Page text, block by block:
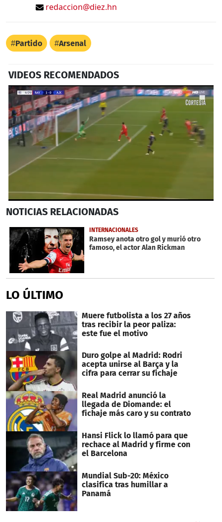
redaccion@diez.hn
Partido Arsenal
VIDEOS RECOMENDADOS
seconds
38
seconds
NOTICIAS RELACIONADAS
INTERNACIONALES
Ramsey anota otro gol y murió otro
famoso, el actor Alan Rickman
LO ÚLTIMO
Muere futbolista a los 27 años
tras recibir la peor paliza:
este fue el motivo
Duro golpe al Madrid: Rodri
acepta unirse al Barça y la
cifra para cerrar su fichaje
Real Madrid anunció la
llegada de Diomande: el
fichaje más caro y su contrato
Hansi Flick lo llamó para que
rechace al Madrid y firme con
el Barcelona
Mundial Sub-20: México
clasifica tras humillar a
Panamá